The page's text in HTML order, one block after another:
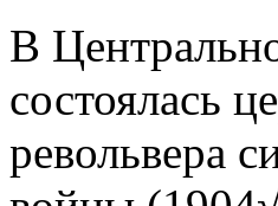
В
состоялась
револьвера